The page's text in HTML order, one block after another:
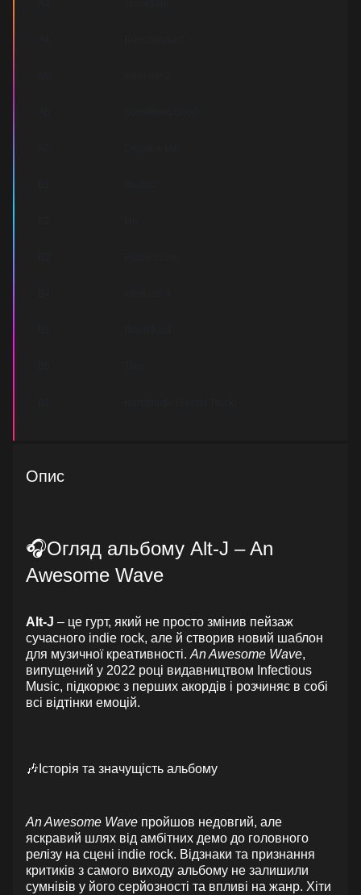
Опис
🎧Огляд альбому Alt-J – An
Awesome Wave
Alt-J – це гурт, який не просто змінив пейзаж
сучасного indie rock, але й створив новий шаблон
для музичної креативності. An Awesome Wave,
випущений у 2022 році видавництвом Infectious
Music, підкорює з перших акордів і розчиняє в собі
всі відтінки емоцій.
🎶Історія та значущість альбому
An Awesome Wave пройшов недовгий, але
яскравий шлях від амбітних демо до головного
релізу на сцені indie rock. Відзнаки та признання
критиків з самого виходу альбому не залишили
сумнівів у його серйозності та впливі на жанр. Хіти